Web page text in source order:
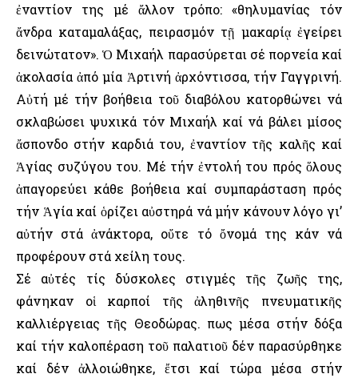
ἐναντίον της μέ ἄλλον τρόπο: «θηλυμανίας τόν
ἄνδρα καταμαλάξας, πειρασμόν τῇ μακαρίᾳ ἐγείρει
δεινώτατον». Ὁ Μιχαήλ παρασύρεται σέ πορνεία καί
ἀκολασία ἀπό μία Ἀρτινή ἀρχόντισσα, τήν Γαγγρινή.
Αὐτή μέ τήν βοήθεια τοῦ διαβόλου κατορθώνει νά
σκλαβώσει ψυχικά τόν Μιχαήλ καί νά βάλει μίσος
ἄσπονδο στήν καρδιά του, ἐναντίον τῆς καλῆς καί
Ἁγίας συζύγου του. Μέ τήν ἐντολή του πρός ὅλους
ἀπαγορεύει κάθε βοήθεια καί συμπαράσταση πρός
τήν Ἁγία καί ὁρίζει αὐστηρά νά μήν κάνουν λόγο γι’
αὐτήν στά ἀνάκτορα, οὔτε τό ὄνομά της κάν νά
προφέρουν στά χείλη τους.
Σέ αὐτές τίς δύσκολες στιγμές τῆς ζωῆς της,
φάνηκαν οἱ καρποί τῆς ἀληθινῆς πνευματικῆς
καλλιέργειας τῆς Θεοδώρας. Ὅπως μέσα στήν δόξα
καί τήν καλοπέραση τοῦ παλατιοῦ δέν παρασύρθηκε
καί δέν ἀλλοιώθηκε, ἔτσι καί τώρα μέσα στήν